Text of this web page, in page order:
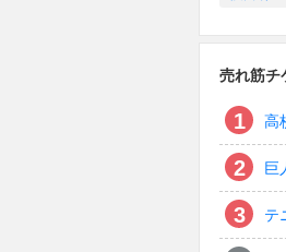
売れ筋チ
高
巨
テ